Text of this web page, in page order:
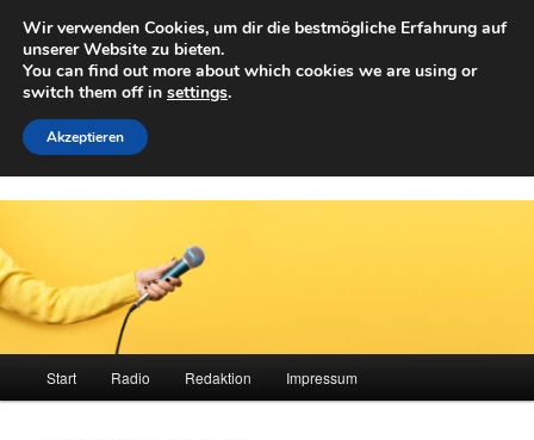
primären
Inhalt
springen
sekundären
Inhalt
springenAchwelle
Campus Medien der Fachhochschule Vorarlberg
Start Radio Redaktion Impressum
Wir verwenden Cookies, um dir die bestmögliche Erfahrung auf
unserer Website zu bieten.
You can find out more about which cookies we are using or
switch them off in settings.
Akzeptieren